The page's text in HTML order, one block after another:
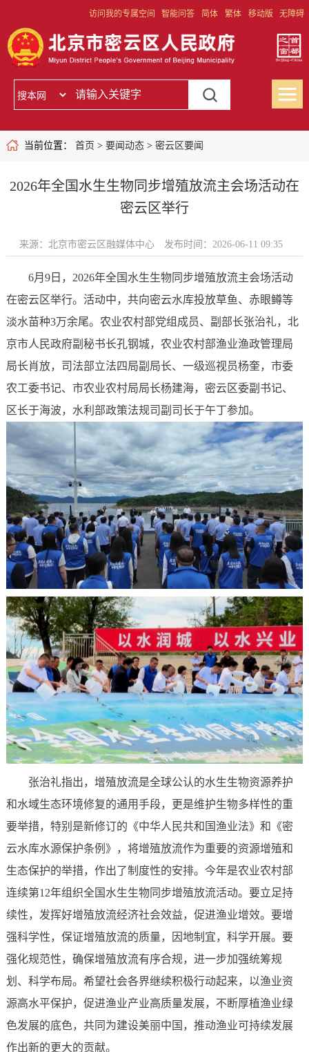
访问我的专属空间 智能问答 简体 繁体 移动版 无障碍
当前位置： 首页 > 要闻动态> 密云区要闻
2026年全国水生生物同步增殖放流主会场活动在
密云区举行
来源：北京市密云区融媒体中心 发布时间：2026-06-11 09:35
6月9日，2026年全国水生生物同步增殖放流主会场活动
在密云区举行。活动中，共向密云水库投放草鱼、赤眼鳟等
淡水苗种3万余尾。农业农村部党组成员、副部长张治礼，北
京市人民政府副秘书长孔钢城，农业农村部渔业渔政管理局
局长肖放，司法部立法四局副局长、一级巡视员杨奎，市委
农工委书记、市农业农村局局长杨建海，密云区委副书记、
区长于海波，水利部政策法规司副司长于午丁参加。
张治礼指出，增殖放流是全球公认的水生生物资源养护
和水域生态环境修复的通用手段，更是维护生物多样性的重
要举措，特别是新修订的《中华人民共和国渔业法》和《密
云水库水源保护条例》，将增殖放流作为重要的资源增殖和
生态保护的举措，作出了制度性的安排。今年是农业农村部
连续第12年组织全国水生生物同步增殖放流活动。要立足持
续性，发挥好增殖放流经济社会效益，促进渔业增效。要增
强科学性，保证增殖放流的质量，因地制宜，科学开展。要
强化规范性，确保增殖放流有序合规，进一步加强统筹规
划、科学布局。希望社会各界继续积极行动起来，以渔业资
源高水平保护，促进渔业产业高质量发展，不断厚植渔业绿
色发展的底色，共同为建设美丽中国，推动渔业可持续发展
作出新的更大的贡献。